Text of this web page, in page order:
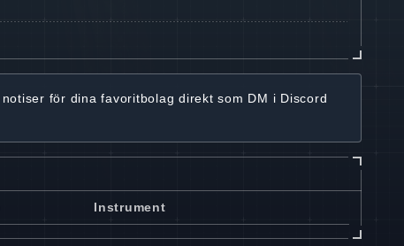
notiser för dina favoritbolag direkt som DM i Discord
Instrument